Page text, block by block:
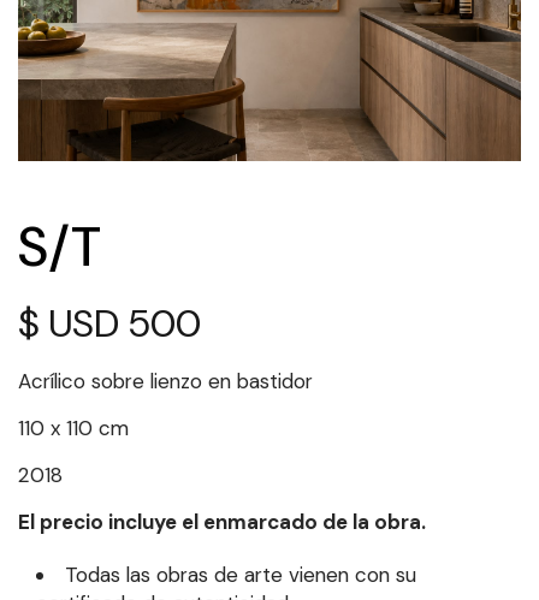
S/T
$ 500
Acrílico sobre lienzo en bastidor
110 x 110 cm
2018
El precio incluye el enmarcado de la obra.
Todas las obras de arte vienen con su